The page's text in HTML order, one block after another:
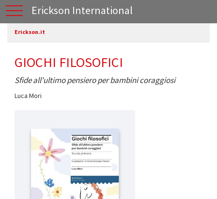
Erickson International
Erickson.it
GIOCHI FILOSOFICI
Sfide all'ultimo pensiero per bambini coraggiosi
Luca Mori